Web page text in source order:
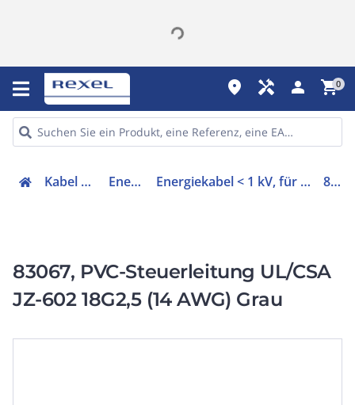
place handyman person shopping_cart0
Kabel & Leitungen Energiekabel Energiekabel < 1 kV, für ortsveränderlichen Einsatz 83067
83067, PVC-Steuerleitung UL/CSA
JZ-602 18G2,5 (14 AWG) Grau